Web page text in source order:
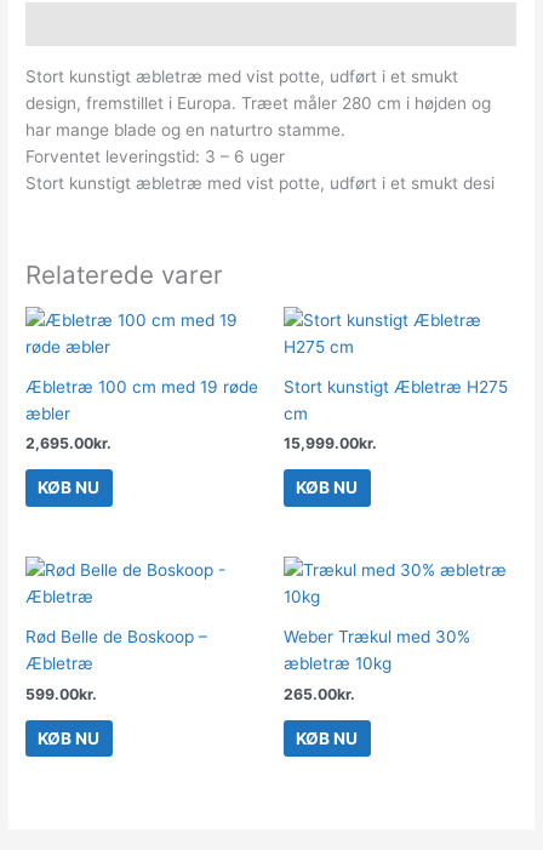
Stort kunstigt æbletræ med vist potte, udført i et smukt
design, fremstillet i Europa. Træet måler 280 cm i højden og
har mange blade og en naturtro stamme.
Forventet leveringstid: 3 – 6 uger
Stort kunstigt æbletræ med vist potte, udført i et smukt desi
Relaterede varer
Æbletræ 100 cm med 19 røde
æbler
2,695.00kr.
KØB NU
Stort kunstigt Æbletræ H275
cm
15,999.00kr.
KØB NU
Rød Belle de Boskoop –
Æbletræ
599.00kr.
KØB NU
Weber Trækul med 30%
æbletræ 10kg
265.00kr.
KØB NU